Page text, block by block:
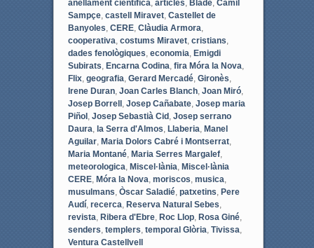
anellament científica, artícles, Bladé, Camil
Sampçe, castell Miravet, Castellet de
Banyoles, CERE, Clàudia Armora,
cooperativa, costums Miravet, cristians,
dades fenològiques, economia, Emigdi
Subirats, Encarna Codina, fira Móra la Nova,
Flix, geografia, Gerard Mercadé, Gironès,
Irene Duran, Joan Carles Blanch, Joan Miró,
Josep Borrell , Josep Cañabate, Josep maria
Piñol , Josep Sebastià Cid , Josep serrano
Daura, la Serra d'Almos, Llaberia, Manel
Aguilar, Maria Dolors Cabré i Montserrat,
Maria Montané, Maria Serres Margalef,
meteorologica, Miscel·lània, Miscel·lània
CERE, Móra la Nova, moriscos, musica,
musulmans, Òscar Saladié, patxetins, Pere
Audí, recerca, Reserva Natural Sebes,
revista, Ribera d'Ebre, Roc Llop, Rosa Giné,
senders, templers, temporal Glòria, Tivissa,
Ventura Castellvell